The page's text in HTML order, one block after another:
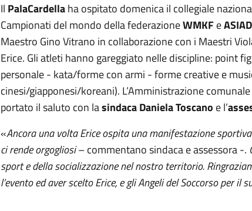
Il PalaCardellaha ospitato domenica il collegiale
Campionati del mondo della federazioneWMKFe
Maestro Gino Vitrano in collaborazione con i Maestri
Erice. Gli atleti hanno gareggiato nelle discipline: point
personale - kata/forme con armi - forme creative e
cinesi/giapponesi/koreani). L’Amministrazione
portato il saluto con lasindaca Daniela Toscano e l’
«Ancora una volta Erice ospita una manifestazione
ci rende orgogliosi– commentano sindaca e assessora -.
sport e della socializzazione nel nostro territorio.
l’evento ed aver scelto Erice, e gli Angeli del Soccorso per il